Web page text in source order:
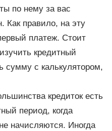
по нему за вас
Как правило, на эту
платеж. Стоит
кредитный
сумму с калькулятором,
кредиток есть
период, когда
начисляются. Иногда